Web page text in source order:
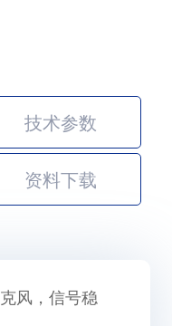
技术参数
资料下载
风，信号稳